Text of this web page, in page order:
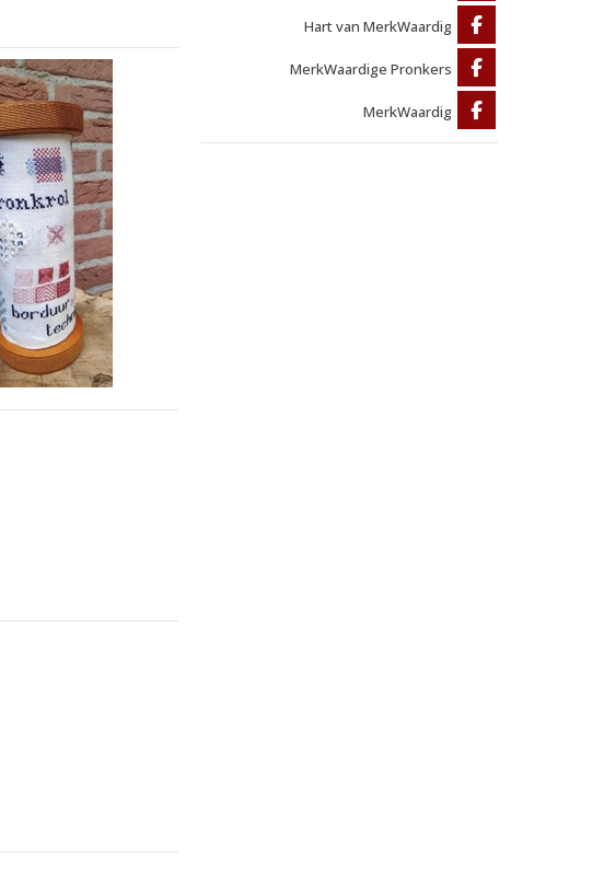
Hart van MerkWaardig
MerkWaardige Pronkers
MerkWaardig